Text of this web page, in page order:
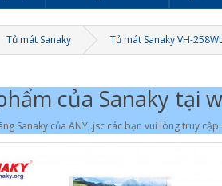
Tủ mát Sanaky Tủ mát Sanaky VH-
của Sanaky tại
Sanaky của ANY,.jsc các bạn vui lòng truy